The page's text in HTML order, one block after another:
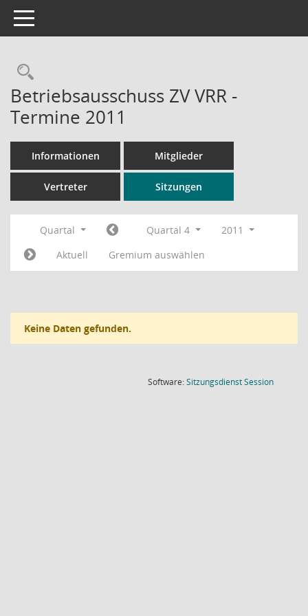
Toggle navigation
Rechercheauswahl
Betriebsausschuss ZV VRR -
Termine 2011
Informationen Mitglieder
Vertreter Sitzungen
Quartal Quartal 4
2011
Aktuell
Gremium auswählen
Keine Daten gefunden.
Software:SitzungsdienstSession(Wird in